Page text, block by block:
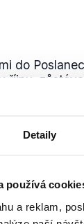
Detaily
používá
a reklam,
do
říjnu,
zanedlouho
kontaktu